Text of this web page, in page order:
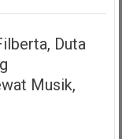
Duta
Musik,